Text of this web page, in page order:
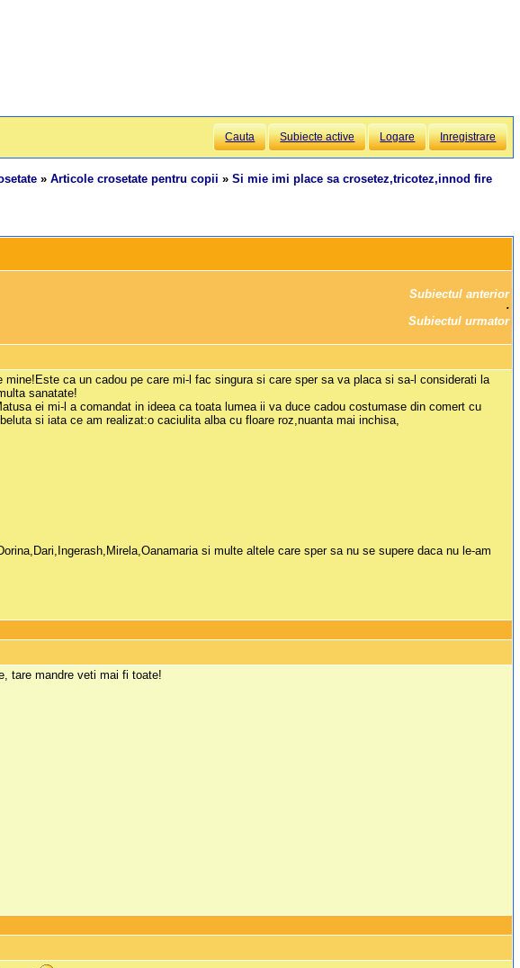
Cauta Subiecte active Logare Inregistrare
»Articole crosetate pentru copii »Si mie imi place sa crosetez,tricotez,innod fire
Subiectul anterior
Subiectul urmator
ca un cadou pe care mi-l fac singura si care sper sa va placa si sa-l considerati la
sanatate!
ei mi-l a comandat in ideea ca toata lumea ii va duce cadou costumase din comert cu
si iata ce am realizat:o caciulita alba cu floare roz,nuanta mai inchisa,
si multe altele care sper sa nu se supere daca nu le-am
tare mandre veti mai fi toate!